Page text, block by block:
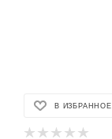
В ИЗБРАННОЕ